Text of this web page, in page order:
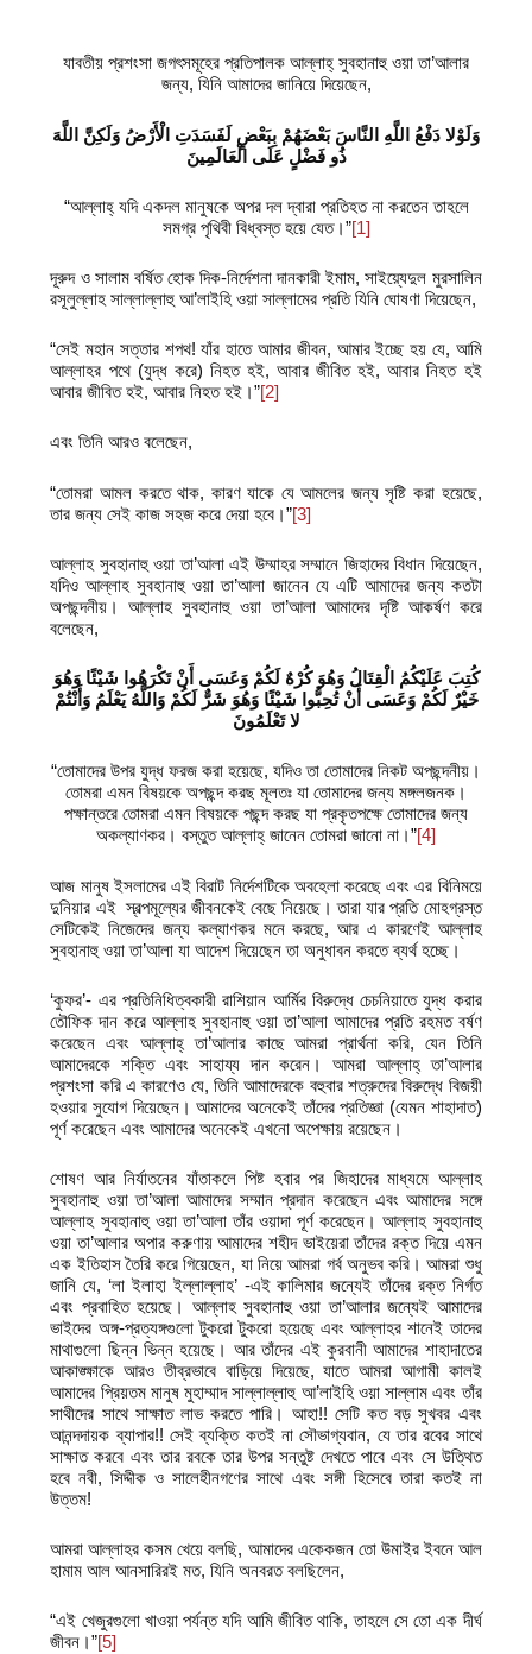
যাবতীয় প্রশংসা জগৎসমূহের প্রতিপালক আল্লাহ্‌ সুবহানাহু ওয়া তা’আলার
জন্য, যিনি আমাদের জানিয়ে দিয়েছেন,
وَلَوْلا دَفْعُ اللَّهِ النَّاسَ بَعْضَهُمْ بِبَعْضٍ لَفَسَدَتِ الْأَرْضُ وَلَكِنَّ اللَّهَ
ذُو فَضْلٍ عَلَى الْعَالَمِينَ
“আল্লাহ্‌ যদি একদল মানুষকে অপর দল দ্বারা প্রতিহত না করতেন তাহলে
সমগ্র পৃথিবী বিধ্বস্ত হয়ে যেত।”[1]
দূরুদ ও সালাম বর্ষিত হোক দিক-নির্দেশনা দানকারী ইমাম, সাইয়্যেদুল মুরসালিন
রসূলুল্লাহ সাল্লাল্লাহু আ’লাইহি ওয়া সাল্লামের প্রতি যিনি ঘোষণা দিয়েছেন,
“সেই মহান সত্তার শপথ! যাঁর হাতে আমার জীবন, আমার ইচ্ছে হয় যে, আমি
আল্লাহর পথে (যুদ্ধ করে) নিহত হই, আবার জীবিত হই, আবার নিহত হই
আবার জীবিত হই, আবার নিহত হই।”[2]
এবং তিনি আরও বলেছেন,
“তোমরা আমল করতে থাক, কারণ যাকে যে আমলের জন্য সৃষ্টি করা হয়েছে,
তার জন্য সেই কাজ সহজ করে দেয়া হবে।”[3]
আল্লাহ সুবহানাহু ওয়া তা’আলা এই উম্মাহর সম্মানে জিহাদের বিধান দিয়েছেন,
যদিও আল্লাহ সুবহানাহু ওয়া তা’আলা জানেন যে এটি আমাদের জন্য কতটা
অপছন্দনীয়। আল্লাহ সুবহানাহু ওয়া তা’আলা আমাদের দৃষ্টি আকর্ষণ করে
বলেছেন,
كُتِبَ عَلَيْكُمُ الْقِتَالُ وَهُوَ كُرْهٌ لَكُمْ وَعَسَى أَنْ تَكْرَهُوا شَيْئًا وَهُوَ
خَيْرٌ لَكُمْ وَعَسَى أَنْ تُحِبُّوا شَيْئًا وَهُوَ شَرٌّ لَكُمْ وَاللَّهُ يَعْلَمُ وَأَنْتُمْ
لا تَعْلَمُونَ
“তোমাদের উপর যুদ্ধ ফরজ করা হয়েছে, যদিও তা তোমাদের নিকট অপছন্দনীয়।
তোমরা এমন বিষয়কে অপছন্দ করছ মূলতঃ যা তোমাদের জন্য মঙ্গলজনক।
পক্ষান্তরে তোমরা এমন বিষয়কে পছন্দ করছ যা প্রকৃতপক্ষে তোমাদের জন্য
অকল্যাণকর। বস্তুত আল্লাহ্‌ জানেন তোমরা জানো না।”[4]
আজ মানুষ ইসলামের এই বিরাট নির্দেশটিকে অবহেলা করেছে এবং এর বিনিময়ে
দুনিয়ার এই স্বল্পমূল্যের জীবনকেই বেছে নিয়েছে। তারা যার প্রতি মোহগ্রস্ত
সেটিকেই নিজেদের জন্য কল্যাণকর মনে করছে, আর এ কারণেই আল্লাহ
সুবহানাহু ওয়া তা’আলা যা আদেশ দিয়েছেন তা অনুধাবন করতে ব্যর্থ হচ্ছে।
‘কুফর’- এর প্রতিনিধিত্বকারী রাশিয়ান আর্মির বিরুদ্ধে চেচনিয়াতে যুদ্ধ করার
তৌফিক দান করে আল্লাহ সুবহানাহু ওয়া তা’আলা আমাদের প্রতি রহমত বর্ষণ
করেছেন এবং আল্লাহ্‌ তা’আলার কাছে আমরা প্রার্থনা করি, যেন তিনি
আমাদেরকে শক্তি এবং সাহায্য দান করেন। আমরা আল্লাহ্‌ তা’আলার
প্রশংসা করি এ কারণেও যে, তিনি আমাদেরকে বহুবার শত্রুদের বিরুদ্ধে বিজয়ী
হওয়ার সুযোগ দিয়েছেন। আমাদের অনেকেই তাঁদের প্রতিজ্ঞা (যেমন শাহাদাত)
পূর্ণ করেছেন এবং আমাদের অনেকেই এখনো অপেক্ষায় রয়েছেন।
শোষণ আর নির্যাতনের যাঁতাকলে পিষ্ট হবার পর জিহাদের মাধ্যমে আল্লাহ
সুবহানাহু ওয়া তা’আলা আমাদের সম্মান প্রদান করেছেন এবং আমাদের সঙ্গে
আল্লাহ সুবহানাহু ওয়া তা’আলা তাঁর ওয়াদা পূর্ণ করেছেন। আল্লাহ সুবহানাহু
ওয়া তা’আলার অপার করুণায় আমাদের শহীদ ভাইয়েরা তাঁদের রক্ত দিয়ে এমন
এক ইতিহাস তৈরি করে গিয়েছেন, যা নিয়ে আমরা গর্ব অনুভব করি। আমরা শুধু
জানি যে, ‘লা ইলাহা ইল্লাল্লাহ’ -এই কালিমার জন্যেই তাঁদের রক্ত নির্গত
এবং প্রবাহিত হয়েছে। আল্লাহ সুবহানাহু ওয়া তা’আলার জন্যেই আমাদের
ভাইদের অঙ্গ-প্রত্যঙ্গগুলো টুকরো টুকরো হয়েছে এবং আল্লাহর শানেই তাদের
মাথাগুলো ছিন্ন ভিন্ন হয়েছে। আর তাঁদের এই কুরবানী আমাদের শাহাদাতের
আকাঙ্ক্ষাকে আরও তীব্রভাবে বাড়িয়ে দিয়েছে, যাতে আমরা আগামী কালই
আমাদের প্রিয়তম মানুষ মুহাম্মাদ সাল্লাল্লাহু আ’লাইহি ওয়া সাল্লাম এবং তাঁর
সাথীদের সাথে সাক্ষাত লাভ করতে পারি। আহা!! সেটি কত বড় সুখবর এবং
আনন্দদায়ক ব্যাপার!! সেই ব্যক্তি কতই না সৌভাগ্যবান, যে তার রবের সাথে
সাক্ষাত করবে এবং তার রবকে তার উপর সন্তুষ্ট দেখতে পাবে এবং সে উত্থিত
হবে নবী, সিদ্দীক ও সালেহীনগণের সাথে এবং সঙ্গী হিসেবে তারা কতই না
উত্তম!
আমরা আল্লাহর কসম খেয়ে বলছি, আমাদের একেকজন তো উমাইর ইবনে আল
হামাম আল আনসারিরই মত, যিনি অনবরত বলছিলেন,
“এই খেজুরগুলো খাওয়া পর্যন্ত যদি আমি জীবিত থাকি, তাহলে সে তো এক দীর্ঘ
জীবন।”[5]